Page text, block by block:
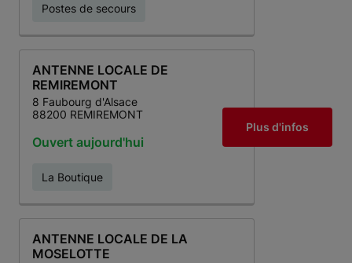
Postes de secours
ANTENNE LOCALE DE
REMIREMONT
8 Faubourg d'Alsace
88200 REMIREMONT
Ouvert aujourd'hui
La Boutique
Plus d'infos
ANTENNE LOCALE DE LA
MOSELOTTE